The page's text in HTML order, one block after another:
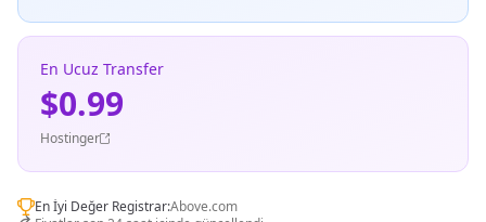
En Ucuz Transfer
$0.99
Hostinger
En İyi Değer Registrar:Above.com